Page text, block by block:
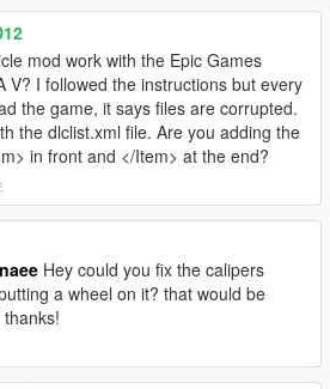
mod work with the Epic Games
V? I followed the instructions but every
the game, it says files are corrupted.
the dlclist.xml file. Are you adding the
in front and </Item> at the end?
Hey could you fix the calipers
a wheel on it? that would be